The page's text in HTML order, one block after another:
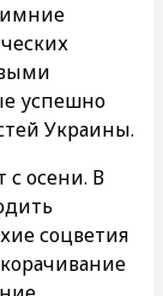
успешно
Украины.
с осени. В
соцветия